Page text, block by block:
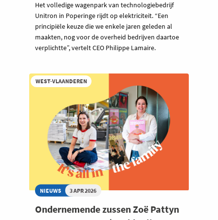
Het volledige wagenpark van technologiebedrijf
Unitron in Poperinge rijdt op elektriciteit. “Een
principiële keuze die we enkele jaren geleden al
maakten, nog voor de overheid bedrijven daartoe
verplichtte”, vertelt CEO Philippe Lamaire.
WEST-VLAANDEREN
NIEUWS 3 APR 2026
Ondernemende zussen Zoë Pattyn